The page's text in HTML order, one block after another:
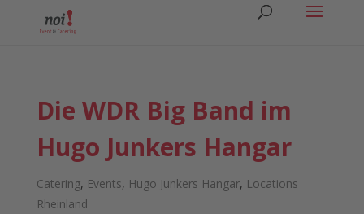
Die WDR Big Band im
Hugo Junkers Hangar
Catering, Events, Hugo Junkers Hangar, Locations
Rheinland